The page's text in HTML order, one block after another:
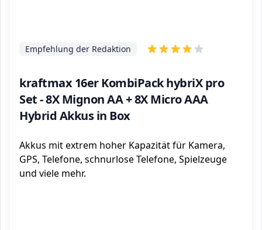
kraftmax 16er KombiPack hybriX pro
Set - 8X Mignon AA + 8X Micro AAA
Hybrid Akkus in Box
Empfehlung der Redaktion
Akkus mit extrem hoher Kapazität für Kamera,
GPS, Telefone, schnurlose Telefone, Spielzeuge
und viele mehr.